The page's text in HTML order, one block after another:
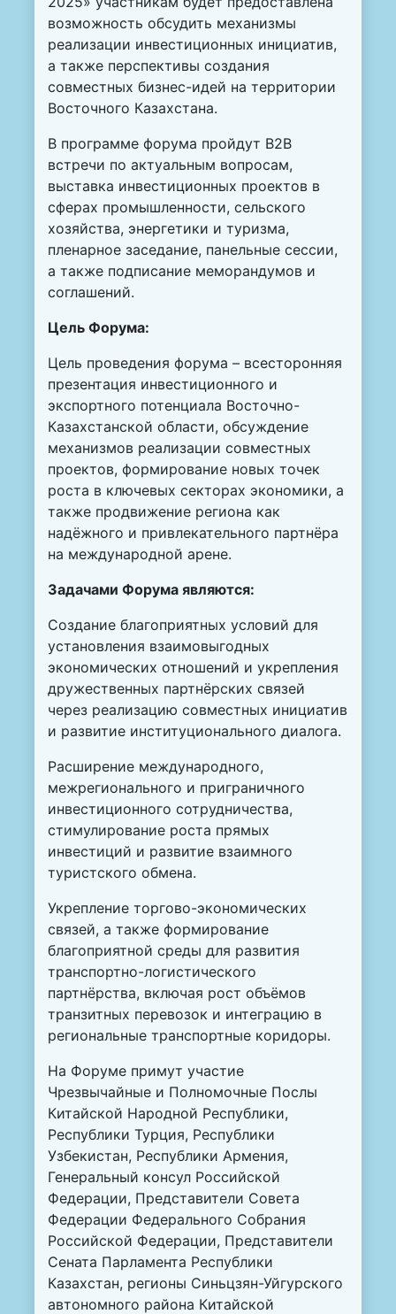
возможность обсудить механизмы
реализации инвестиционных инициатив,
а также перспективы создания
совместных бизнес-идей на территории
Восточного Казахстана.
В программе форума пройдут В2В
встречи по актуальным вопросам,
выставка инвестиционных проектов в
сферах промышленности, сельского
хозяйства, энергетики и туризма,
пленарное заседание, панельные сессии,
а также подписание меморандумов и
соглашений.
Цель Форума:
Цель проведения форума – всесторонняя
презентация инвестиционного и
экспортного потенциала Восточно-
Казахстанской области, обсуждение
механизмов реализации совместных
проектов, формирование новых точек
роста в ключевых секторах экономики, а
также продвижение региона как
надёжного и привлекательного партнёра
на международной арене.
Задачами Форума являются:
Создание благоприятных условий для
установления взаимовыгодных
экономических отношений и укрепления
дружественных партнёрских связей
через реализацию совместных инициатив
и развитие институционального диалога.
Расширение международного,
межрегионального и приграничного
инвестиционного сотрудничества,
стимулирование роста прямых
инвестиций и развитие взаимного
туристского обмена.
Укрепление торгово-экономических
связей, а также формирование
благоприятной среды для развития
транспортно-логистического
партнёрства, включая рост объёмов
транзитных перевозок и интеграцию в
региональные транспортные коридоры.
На Форуме примут участие
Чрезвычайные и Полномочные Послы
Китайской Народной Республики,
Республики Турция, Республики
Узбекистан, Республики Армения,
Генеральный консул Российской
Федерации, Представители Совета
Федерации Федерального Собрания
Российской Федерации, Представители
Сената Парламента Республики
Казахстан, регионы Синьцзян-Уйгурского
автономного района Китайской